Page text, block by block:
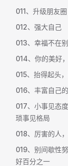
011、升级朋友圈
012、强大自己
013、幸福不在
014、你的美好
015、抬得起头
016、丰富自己
017、小事见态
琐事见格局
018、厉害的人
019、别间歇性
好百分之一